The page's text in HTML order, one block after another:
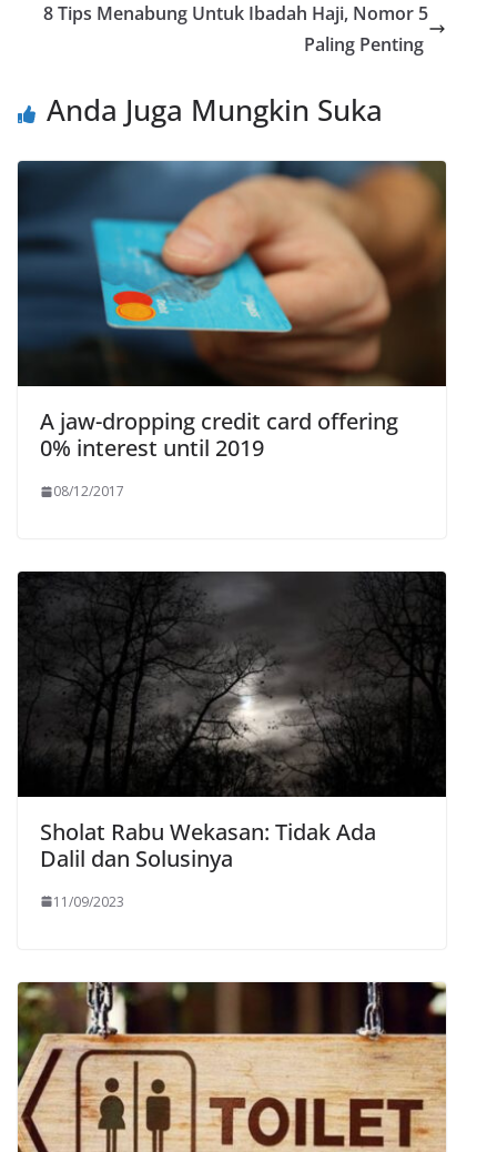
8 Tips Menabung Untuk Ibadah Haji, Nomor 5
Paling Penting
Anda Juga Mungkin Suka
A jaw-dropping credit card offering
0% interest until 2019
08/12/2017
Sholat Rabu Wekasan: Tidak Ada
Dalil dan Solusinya
11/09/2023